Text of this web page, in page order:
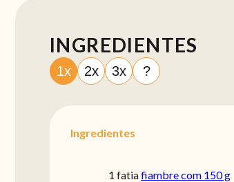
INGREDIENTES
1x 2x 3x ?
Ingredientes
1 fatiafiambre com 150 g